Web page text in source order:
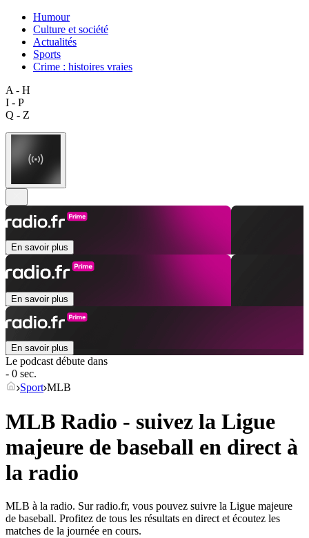
Humour
Culture et société
Actualités
Sports
Crime : histoires vraies
A - H
I - P
Q - Z
En savoir plus
En savoir plus
En savoir plus
Le podcast débute dans
- 0 sec.
Sport MLB
MLB Radio - suivez la Ligue
majeure de baseball en direct à
la radio
MLB à la radio. Sur radio.fr, vous pouvez suivre la Ligue majeure
de baseball. Profitez de tous les résultats en direct et écoutez les
matches de la journée en cours.